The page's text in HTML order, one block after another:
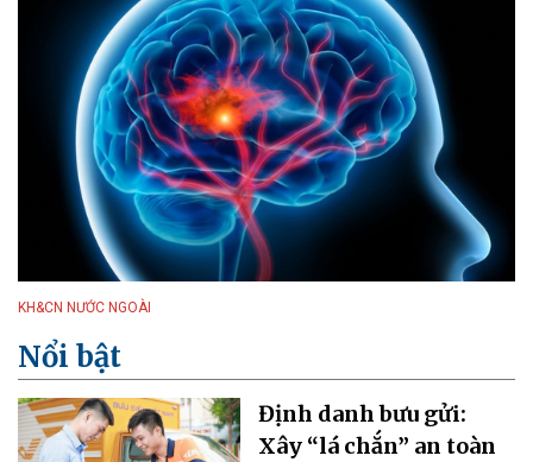
KH&CN NƯỚC NGOÀI
Nổi bật
Định danh bưu gửi:
Xây “lá chắn” an toàn